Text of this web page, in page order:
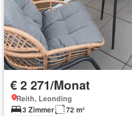
€ 2 271/Monat
Reith, Leonding
3 Zimmer
72 m²